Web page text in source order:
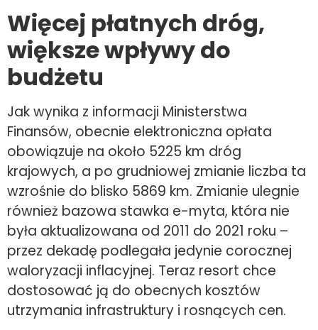
Więcej płatnych dróg,
większe wpływy do
budżetu
Jak wynika z informacji Ministerstwa
Finansów, obecnie elektroniczna opłata
obowiązuje na około 5225 km dróg
krajowych, a po grudniowej zmianie liczba ta
wzrośnie do blisko 5869 km. Zmianie ulegnie
również bazowa stawka e-myta, która nie
była aktualizowana od 2011 do 2021 roku –
przez dekadę podlegała jedynie corocznej
waloryzacji inflacyjnej. Teraz resort chce
dostosować ją do obecnych kosztów
utrzymania infrastruktury i rosnących cen.